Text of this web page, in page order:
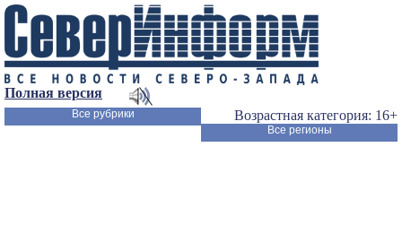
Полная версия
Возрастная категория: 16+
Все рубрики
Все регионы